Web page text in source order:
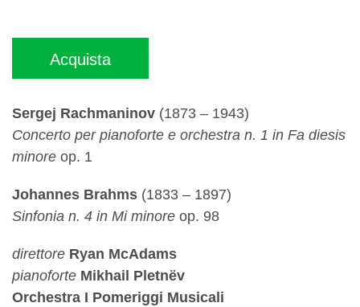
Acquista
Sergej Rachmaninov (1873 – 1943)
Concerto per pianoforte e orchestra n. 1 in Fa diesis
minore op. 1
Johannes Brahms (1833 – 1897)
Sinfonia n. 4 in Mi minore op. 98
direttore Ryan McAdams
pianoforte Mikhail Pletnëv
Orchestra I Pomeriggi Musicali